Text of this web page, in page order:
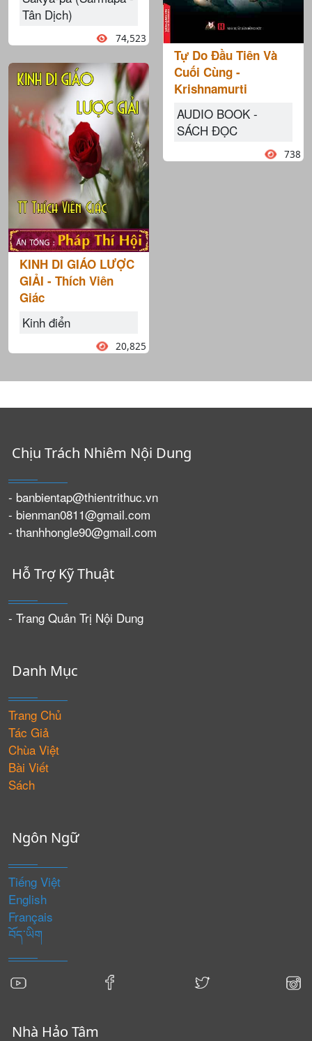
Tân Dịch)
74,523
KINH DI GIÁO LƯỢC
GIẢI - Thích Viên
Giác
Kinh điển
20,825
Tự Do Đầu Tiên Và
Cuối Cùng -
Krishnamurti
AUDIO BOOK -
SÁCH ĐỌC
738
Chịu Trách Nhiêm Nội Dung
- banbientap@thientrithuc.vn
- bienman0811@gmail.com
- thanhhongle90@gmail.com
Hỗ Trợ Kỹ Thuật
- Trang Quản Trị Nội Dung
Danh Mục
Trang Chủ
Tác Giả
Chùa Việt
Bài Viết
Sách
Ngôn Ngữ
Tiếng Việt
English
Français
བོད་ཡིག
Nhà Hảo Tâm